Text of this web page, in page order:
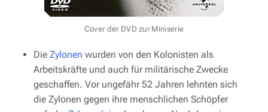
Cover der DVD zur Miniserie
Die Zylonen wurden von den Kolonisten als
Arbeitskräfte und auch für militärische Zwecke
geschaffen. Vor ungefähr 52 Jahren lehnten sich
die Zylonen gegen ihre menschlichen Schöpfer